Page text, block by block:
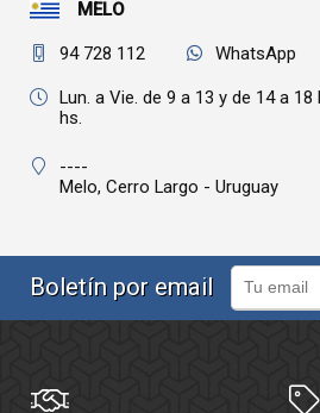
MELO
94 728 112 WhatsApp
Lun. a Vie. de 9 a 13 y de 14 a 18
hs.
----
Melo, Cerro Largo - Uruguay
Boletín por email